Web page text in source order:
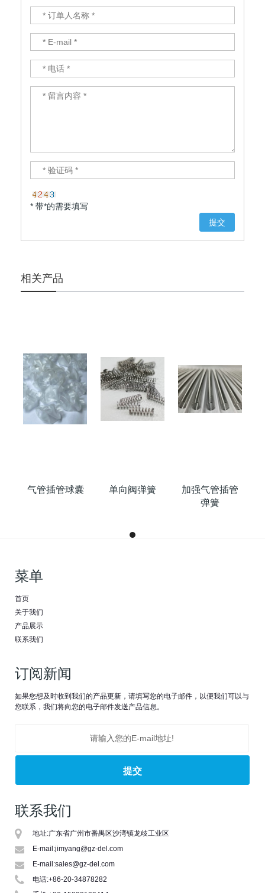
* 带*的需要填写
相关产品
气管插管球囊 单向阀弹簧
加强气管插管
弹簧
菜单
首页
关于我们
产品展示
联系我们
订阅新闻
如果您想及时收到我们的产品更新，请填写您的电子邮件，以便我们可以与
您联系，我们将向您的电子邮件发送产品信息。
联系我们
地址:广东省广州市番禺区沙湾镇龙歧工业区
E-mail:jimyang@gz-del.com
E-mail:sales@gz-del.com
电话:+86-20-34878282